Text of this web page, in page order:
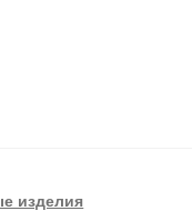
изделия